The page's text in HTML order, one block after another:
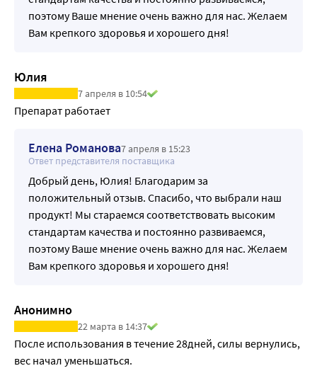
поэтому Ваше мнение очень важно для нас. Желаем
Вам крепкого здоровья и хорошего дня!
Юлия
7 апреля в 10:54
Препарат работает
Елена Романова7 апреля в 15:23
Ответ представителя поставщика
Добрый день, Юлия! Благодарим за
положительный отзыв. Спасибо, что выбрали наш
продукт! Мы стараемся соответствовать высоким
стандартам качества и постоянно развиваемся,
поэтому Ваше мнение очень важно для нас. Желаем
Вам крепкого здоровья и хорошего дня!
Анонимно
22 марта в 14:37
После использования в течение 28дней, силы вернулись,
вес начал уменьшаться.